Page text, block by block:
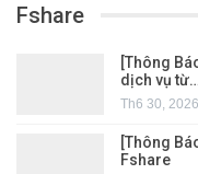
Fshare
[Thông
dịch vụ từ…
Th6 30, 2026
[Thông
Fshare